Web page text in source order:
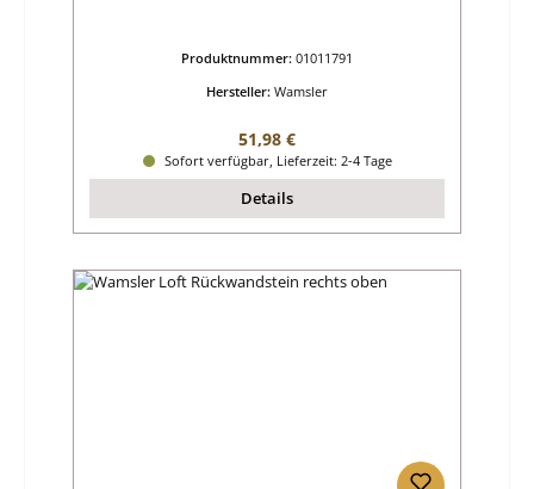
Produktnummer: 01011791
Hersteller: Wamsler
Regulärer Preis:
51,98 €
Sofort verfügbar, Lieferzeit: 2-4 Tage
Details